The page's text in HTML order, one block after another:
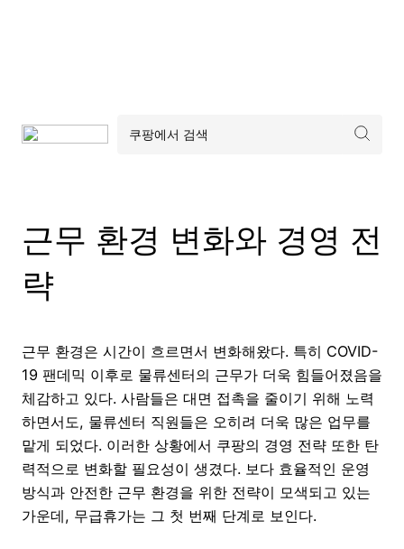
근무 환경 변화와 경영 전
략
근무 환경은 시간이 흐르면서 변화해왔다. 특히 COVID-
19 팬데믹 이후로 물류센터의 근무가 더욱 힘들어졌음을
체감하고 있다. 사람들은 대면 접촉을 줄이기 위해 노력
하면서도, 물류센터 직원들은 오히려 더욱 많은 업무를
맡게 되었다. 이러한 상황에서 쿠팡의 경영 전략 또한 탄
력적으로 변화할 필요성이 생겼다. 보다 효율적인 운영
방식과 안전한 근무 환경을 위한 전략이 모색되고 있는
가운데, 무급휴가는 그 첫 번째 단계로 보인다.